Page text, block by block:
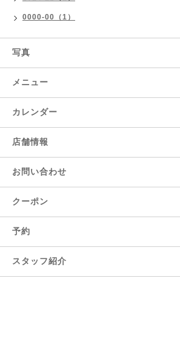
0000-00（1）
写真
メニュー
カレンダー
店舗情報
お問い合わせ
クーポン
予約
スタッフ紹介